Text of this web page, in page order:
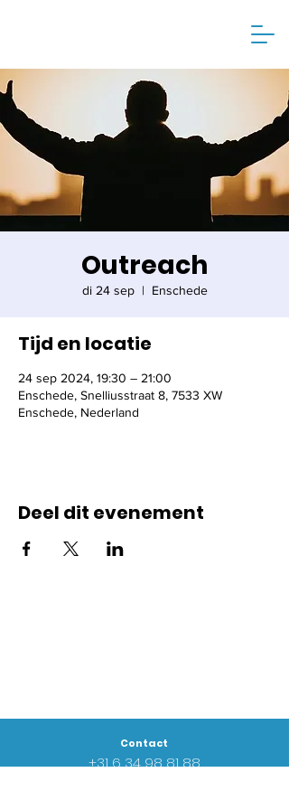
Outreach
di 24 sep
  |
Enschede
Tijd en locatie
24 sep 2024, 19:30 – 21:00
Enschede, Snelliusstraat 8, 7533 XW
Enschede, Nederland
Deel dit evenement
Contact
+31 634 98 81 88